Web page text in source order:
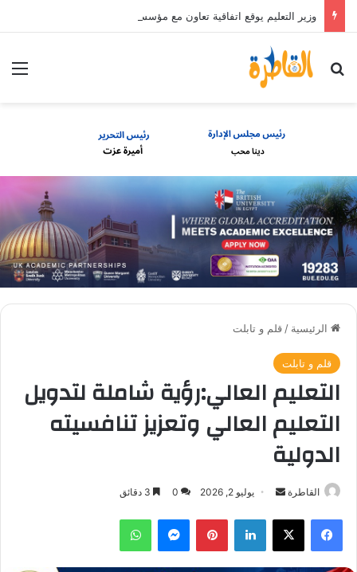
بحث عن
الرئيسية / قلم و تابلت
قلم و تابلت
التعليم العالي:رؤية شاملة لتدويل
التعليم العالي وتعزيز تنافسيته
الدولية
القاطرة
أرسل
إلكترونيا
يوليو 2, 2026 0
فيسبوك ‫X لينكدإن بينتيريستماسنجر واتساب